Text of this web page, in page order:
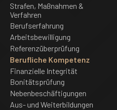
Strafen, Maßnahmen &
Verfahren
Berufserfahrung
Arbeitsbewilligung
Referenzüberprüfung
Berufliche Kompetenz
Finanzielle Integrität
Bonitätsprüfung
Nebenbeschäftigungen
Aus- und Weiterbildungen